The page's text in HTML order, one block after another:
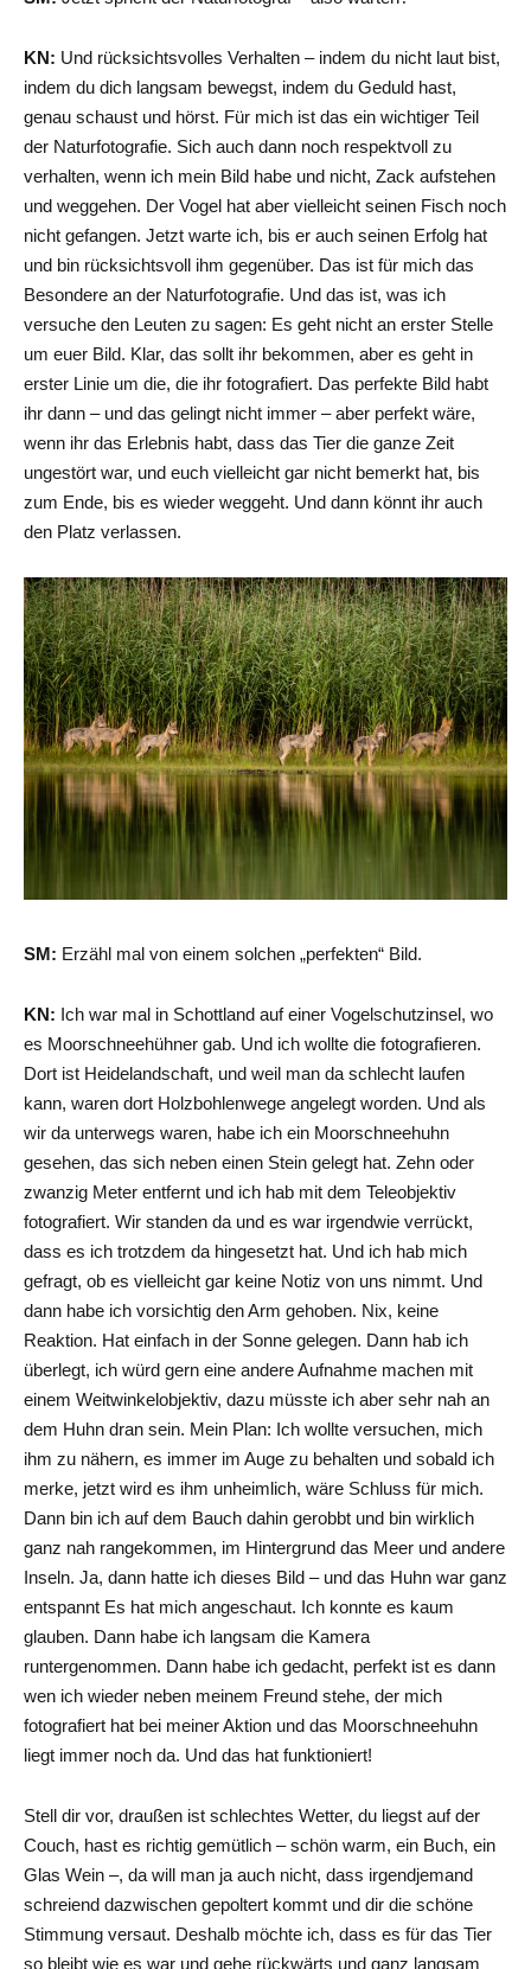
KN: Und rücksichtsvolles Verhalten – indem du nicht laut bist,
indem du dich langsam bewegst, indem du Geduld hast,
genau schaust und hörst. Für mich ist das ein wichtiger Teil
der Naturfotografie. Sich auch dann noch respektvoll zu
verhalten, wenn ich mein Bild habe und nicht, Zack aufstehen
und weggehen. Der Vogel hat aber vielleicht seinen Fisch noch
nicht gefangen. Jetzt warte ich, bis er auch seinen Erfolg hat
und bin rücksichtsvoll ihm gegenüber. Das ist für mich das
Besondere an der Naturfotografie. Und das ist, was ich
versuche den Leuten zu sagen: Es geht nicht an erster Stelle
um euer Bild. Klar, das sollt ihr bekommen, aber es geht in
erster Linie um die, die ihr fotografiert. Das perfekte Bild habt
ihr dann – und das gelingt nicht immer – aber perfekt wäre,
wenn ihr das Erlebnis habt, dass das Tier die ganze Zeit
ungestört war, und euch vielleicht gar nicht bemerkt hat, bis
zum Ende, bis es wieder weggeht. Und dann könnt ihr auch
den Platz verlassen.
SM: Erzähl mal von einem solchen „perfekten“ Bild.
KN: Ich war mal in Schottland auf einer Vogelschutzinsel, wo
es Moorschneehühner gab. Und ich wollte die fotografieren.
Dort ist Heidelandschaft, und weil man da schlecht laufen
kann, waren dort Holzbohlenwege angelegt worden. Und als
wir da unterwegs waren, habe ich ein Moorschneehuhn
gesehen, das sich neben einen Stein gelegt hat. Zehn oder
zwanzig Meter entfernt und ich hab mit dem Teleobjektiv
fotografiert. Wir standen da und es war irgendwie verrückt,
dass es ich trotzdem da hingesetzt hat. Und ich hab mich
gefragt, ob es vielleicht gar keine Notiz von uns nimmt. Und
dann habe ich vorsichtig den Arm gehoben. Nix, keine
Reaktion. Hat einfach in der Sonne gelegen. Dann hab ich
überlegt, ich würd gern eine andere Aufnahme machen mit
einem Weitwinkelobjektiv, dazu müsste ich aber sehr nah an
dem Huhn dran sein. Mein Plan: Ich wollte versuchen, mich
ihm zu nähern, es immer im Auge zu behalten und sobald ich
merke, jetzt wird es ihm unheimlich, wäre Schluss für mich.
Dann bin ich auf dem Bauch dahin gerobbt und bin wirklich
ganz nah rangekommen, im Hintergrund das Meer und andere
Inseln. Ja, dann hatte ich dieses Bild – und das Huhn war ganz
entspannt Es hat mich angeschaut. Ich konnte es kaum
glauben. Dann habe ich langsam die Kamera
runtergenommen. Dann habe ich gedacht, perfekt ist es dann
wen ich wieder neben meinem Freund stehe, der mich
fotografiert hat bei meiner Aktion und das Moorschneehuhn
liegt immer noch da. Und das hat funktioniert!
Stell dir vor, draußen ist schlechtes Wetter, du liegst auf der
Couch, hast es richtig gemütlich – schön warm, ein Buch, ein
Glas Wein –, da will man ja auch nicht, dass irgendjemand
schreiend dazwischen gepoltert kommt und dir die schöne
Stimmung versaut. Deshalb möchte ich, dass es für das Tier
so bleibt wie es war und gehe rückwärts und ganz langsam